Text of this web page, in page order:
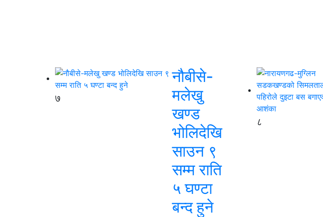
७
नौबीसे-
मलेखु
खण्ड
भोलिदेखि
साउन ९
सम्म राति
५ घण्टा
बन्द हुने
८